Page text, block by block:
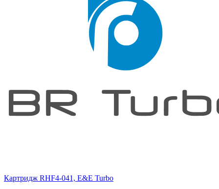
Картридж RHF4-041, E&E Turbo